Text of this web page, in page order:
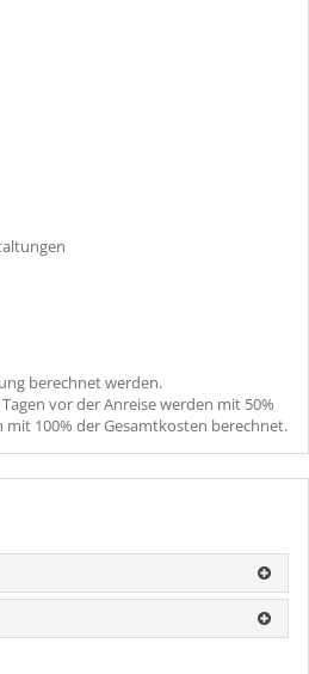
berechnet werden.
vor der Anreise werden mit 50%
100% der Gesamtkosten berechnet.